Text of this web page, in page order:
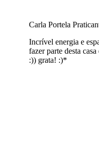
Carla Portela
Incrível energia e
fazer parte desta
:)) grata! :)*